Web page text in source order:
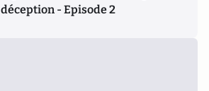
déception - Episode 2